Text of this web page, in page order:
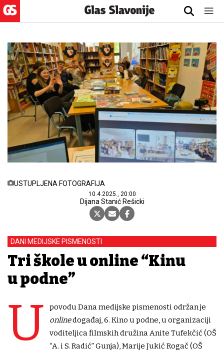
USTUPLJENA FOTOGRAFIJA
10.4.2025., 20:00
Dijana Stanić Rešicki
DANI MEDIJSKE PISMENOSTI
Tri škole u online “Kinu
u podne”
U
povodu Dana medijske pismenosti održan je
onlinedogađaj, 6. Kino u podne, u organizaciji
voditeljica filmskih družina Anite Tufekčić (OŠ
“A. i S. Radić” Gunja), Marije Jukić Rogač (OŠ